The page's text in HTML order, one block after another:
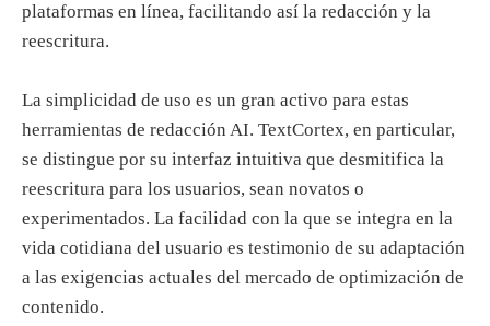
plataformas en línea, facilitando así la redacción y la
reescritura.
La simplicidad de uso es un gran activo para estas
herramientas de redacción AI. TextCortex, en particular,
se distingue por su interfaz intuitiva que desmitifica la
reescritura para los usuarios, sean novatos o
experimentados. La facilidad con la que se integra en la
vida cotidiana del usuario es testimonio de su adaptación
a las exigencias actuales del mercado de optimización de
contenido.